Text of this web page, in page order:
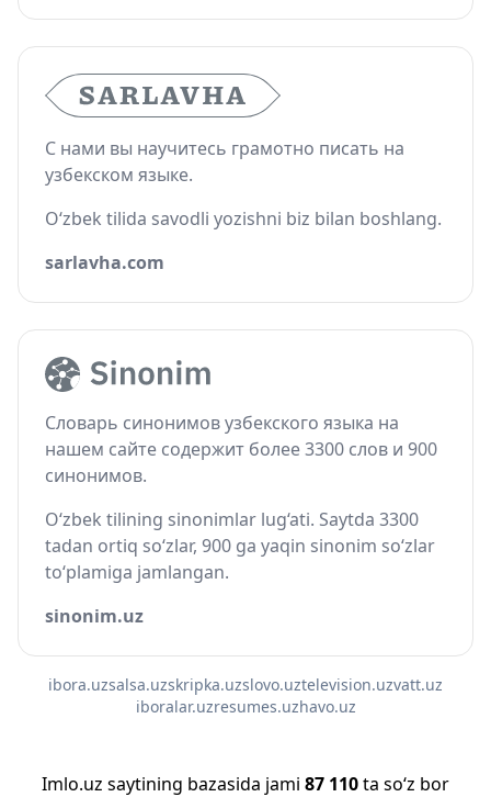
С нами вы научитесь грамотно писать на
узбекском языке.
O‘zbek tilida savodli yozishni biz bilan boshlang.
sarlavha.com
Словарь синонимов узбекского языка на
нашем сайте содержит более 3300 слов и 900
синонимов.
O‘zbek tilining sinonimlar lug‘ati. Saytda 3300
tadan ortiq so‘zlar, 900 ga yaqin sinonim so‘zlar
to‘plamiga jamlangan.
sinonim.uz
ibora.uzsalsa.uzskripka.uzslovo.uztelevision.uzvatt.uz
iboralar.uzresumes.uzhavo.uz
Imlo.uz saytining bazasida jami 87 110ta so‘z bor